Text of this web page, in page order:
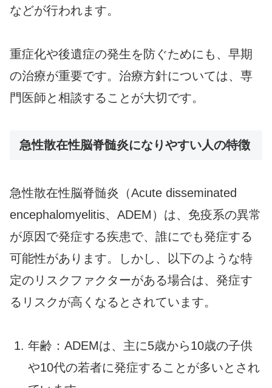
などが行われます。
重症化や後遺症の発生を防ぐためにも、早期
の治療が重要です。治療方針については、専
門医師と相談することが大切です。
急性散在性脳脊髄炎になりやすい人の特徴
急性散在性脳脊髄炎（Acute disseminated
encephalomyelitis、ADEM）は、免疫系の異常
が原因で発症する疾患で、誰にでも発症する
可能性があります。しかし、以下のような特
定のリスクファクターがある場合は、発症す
るリスクが高くなるとされています。
年齢：ADEMは、主に5歳から10歳の子供
や10代の若者に発症することが多いとされ